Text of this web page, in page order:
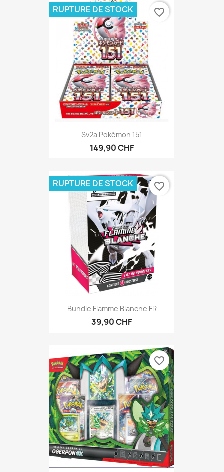
Sv2a Pokémon 151
149,90 CHF
RUPTURE DE STOCK favorite_border
Bundle Flamme Blanche FR
39,90 CHF
RUPTURE DE STOCK favorite_border
favorite_border